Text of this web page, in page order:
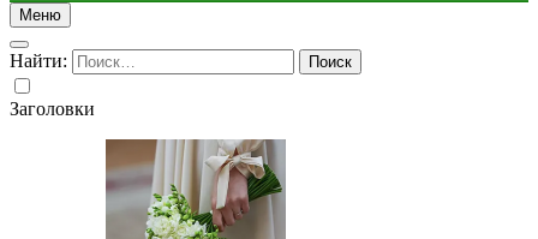
Меню
Найти:
Заголовки